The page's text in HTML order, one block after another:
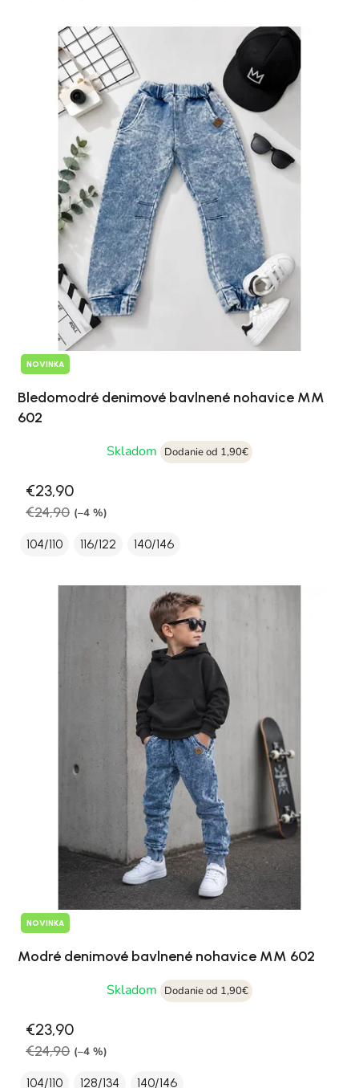
NOVINKA
Bledomodré denimové bavlnené nohavice MM
602
Skladom
Dodanie od 1,90€
€23,90
€24,90 (–4 %)
104/110 116/122 140/146
NOVINKA
Modré denimové bavlnené nohavice MM 602
Skladom
Dodanie od 1,90€
€23,90
€24,90 (–4 %)
104/110 128/134 140/146